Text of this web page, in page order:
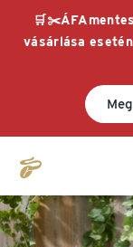
vásárlása